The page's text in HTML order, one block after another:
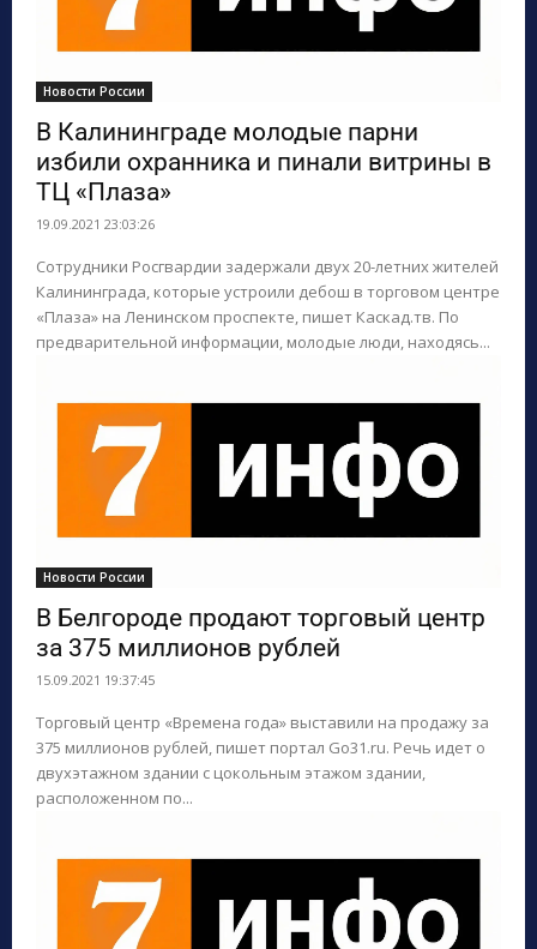
Новости России
В Калининграде молодые парни
избили охранника и пинали витрины в
ТЦ «Плаза»
19.09.2021 23:03:26
Сотрудники Росгвардии задержали двух 20-летних жителей
Калининграда, которые устроили дебош в торговом центре
«Плаза» на Ленинском проспекте, пишет Каскад.тв. По
предварительной информации, молодые люди, находясь...
Новости России
В Белгороде продают торговый центр
за 375 миллионов рублей
15.09.2021 19:37:45
Торговый центр «Времена года» выставили на продажу за
375 миллионов рублей, пишет портал Go31.ru. Речь идет о
двухэтажном здании с цокольным этажом здании,
расположенном по...